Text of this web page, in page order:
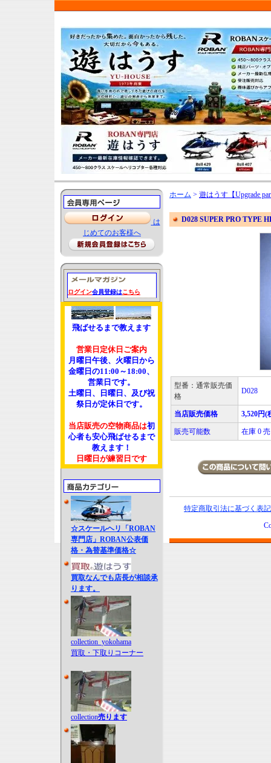
は
じめてのお客様へ
ログイン会員登録はこちら
飛ばせるまで教えます
営業日定休日ご案内
月曜日午後、火曜日から
金曜日の11:00～18:00、
営業日です。
土曜日、日曜日、及び祝
祭日が定休日です。
当店販売の空物商品は初
心者も安心飛ばせるまで
教えます！
日曜日が練習日です
☆スケールヘリ「ROBAN
専門店」ROBAN公表価
格・為替基準価格☆
買取なんでも店長が相談承
ります。
collection_yokohama
買取・下取りコーナー
collection売ります
ホーム > 遊はうす【Upgrade
D028 SUPER PRO TYPE
型番：通常販売価
格
D028
当店販売価格 3,520円(
販売可能数 在庫 0
特定商取引法に基づく表記